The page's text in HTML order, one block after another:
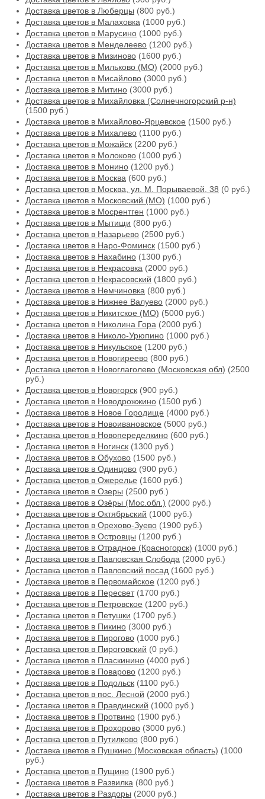
Доставка цветов в Люберцы (800 руб.)
Доставка цветов в Малаховка (1000 руб.)
Доставка цветов в Марусино (1000 руб.)
Доставка цветов в Менделеево (1200 руб.)
Доставка цветов в Мизиново (1600 руб.)
Доставка цветов в Мильково (МО) (2000 руб.)
Доставка цветов в Мисайлово (3000 руб.)
Доставка цветов в Митино (3000 руб.)
Доставка цветов в Михайловка (Солнечногорский р-н)
(1500 руб.)
Доставка цветов в Михайлово-Ярцевское (1500 руб.)
Доставка цветов в Михалево (1100 руб.)
Доставка цветов в Можайск (2200 руб.)
Доставка цветов в Молоково (1000 руб.)
Доставка цветов в Монино (1200 руб.)
Доставка цветов в Москва (600 руб.)
Доставка цветов в Москва, ул. М. Порываевой, 38 (0 руб.)
Доставка цветов в Московский (МО) (1000 руб.)
Доставка цветов в Мосрентген (1000 руб.)
Доставка цветов в Мытищи (800 руб.)
Доставка цветов в Назарьево (2500 руб.)
Доставка цветов в Наро-Фоминск (1500 руб.)
Доставка цветов в Нахабино (1300 руб.)
Доставка цветов в Некрасовка (2000 руб.)
Доставка цветов в Некрасовский (1800 руб.)
Доставка цветов в Немчиновка (800 руб.)
Доставка цветов в Нижнее Валуево (2000 руб.)
Доставка цветов в Никитское (МО) (5000 руб.)
Доставка цветов в Николина Гора (2000 руб.)
Доставка цветов в Николо-Урюпино (1000 руб.)
Доставка цветов в Никульское (1200 руб.)
Доставка цветов в Новогиреево (800 руб.)
Доставка цветов в Новоглаголево (Московская обл) (2500
руб.)
Доставка цветов в Новогорск (900 руб.)
Доставка цветов в Новодрожжино (1500 руб.)
Доставка цветов в Новое Городище (4000 руб.)
Доставка цветов в Новоивановское (5000 руб.)
Доставка цветов в Новопеределкино (600 руб.)
Доставка цветов в Ногинск (1300 руб.)
Доставка цветов в Обухово (1500 руб.)
Доставка цветов в Одинцово (900 руб.)
Доставка цветов в Ожерелье (1600 руб.)
Доставка цветов в Озеры (2500 руб.)
Доставка цветов в Озёры (Мос.обл.) (2000 руб.)
Доставка цветов в Октябрьский (1000 руб.)
Доставка цветов в Орехово-Зуево (1900 руб.)
Доставка цветов в Островцы (1200 руб.)
Доставка цветов в Отрадное (Красногорск) (1000 руб.)
Доставка цветов в Павловская Слобода (2000 руб.)
Доставка цветов в Павловский посад (1600 руб.)
Доставка цветов в Первомайское (1200 руб.)
Доставка цветов в Пересвет(1700 руб.)
Доставка цветов в Петровское (1200 руб.)
Доставка цветов в Петушки (1700 руб.)
Доставка цветов в Пикино (3000 руб.)
Доставка цветов в Пирогово (1000 руб.)
Доставка цветов в Пироговский (0 руб.)
Доставка цветов в Пласкинино (4000 руб.)
Доставка цветов в Поварово (1200 руб.)
Доставка цветов в Подольск (1100 руб.)
Доставка цветов в пос. Лесной (2000 руб.)
Доставка цветов в Правдинский (1000 руб.)
Доставка цветов в Протвино (1900 руб.)
Доставка цветов в Прохорово (3000 руб.)
Доставка цветов в Путилково (800 руб.)
Доставка цветов в Пушкино (Московская область) (1000
руб.)
Доставка цветов в Пущино (1900 руб.)
Доставка цветов в Развилка (800 руб.)
Доставка цветов в Раздоры (2000 руб.)